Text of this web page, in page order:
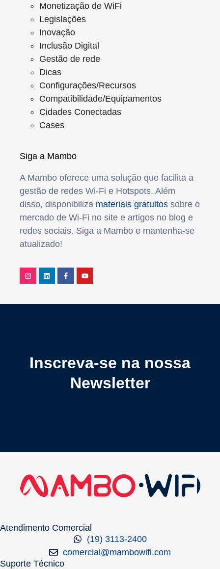
Monetização de WiFi
Legislações
Inovação
Inclusão Digital
Gestão de rede
Dicas
Configurações/Recursos
Compatibilidade/Equipamentos
Cidades Conectadas
Cases
Siga a Mambo
A Mambo oferece uma solução que facilita a
gestão de redes Wi-Fi e Hotspots. Além
disso, disponibiliza materiais gratuitos sobre o
mercado de Wi-Fi no site e artigos no blog e
redes sociais. Siga a Mambo e mantenha-se
atualizado!
Inscreva-se na nossa
Newsletter
Atendimento Comercial
(19) 3113-2400
comercial@mambowifi.com
Suporte Técnico